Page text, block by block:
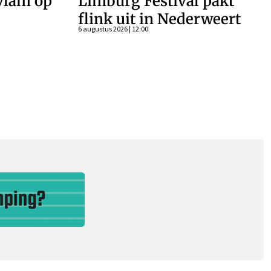
flink uit in Nederweert
6 augustus 2026 | 12:00